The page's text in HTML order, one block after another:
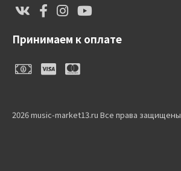
Принимаем к оплате
2026 music-market13.ru Все права защищены